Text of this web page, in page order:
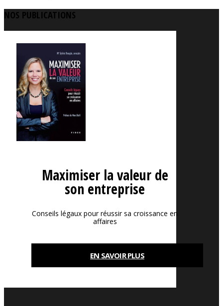
NOS PUBLICATIONS
Maximiser la valeur de
son entreprise
Conseils légaux pour réussir sa croissance en
affaires
EN SAVOIR PLUS